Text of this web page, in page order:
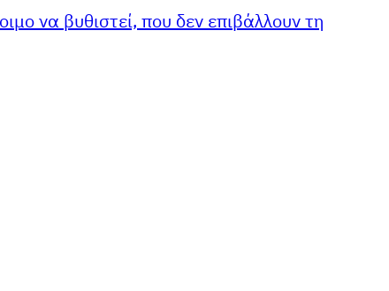
να βυθιστεί, που δεν επιβάλλουν τη